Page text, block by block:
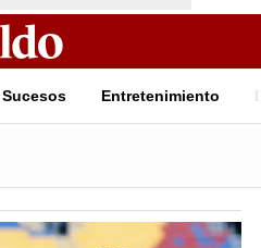
Sucesos Entretenimiento